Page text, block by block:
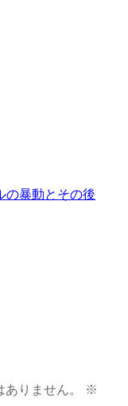
の暴動とその後
りません。
※